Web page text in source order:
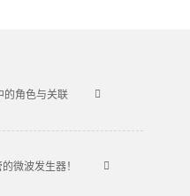
的角色与关联
微波发生器！